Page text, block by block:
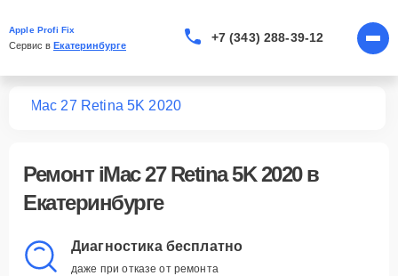
Apple Profi Fix
Сервис в Екатеринбурге
+7 (343) 288-39-12
iMac 27 Retina 5K 2020
Ремонт iMac 27 Retina 5K 2020в
Екатеринбурге
Диагностика бесплатно
даже при отказе от ремонта